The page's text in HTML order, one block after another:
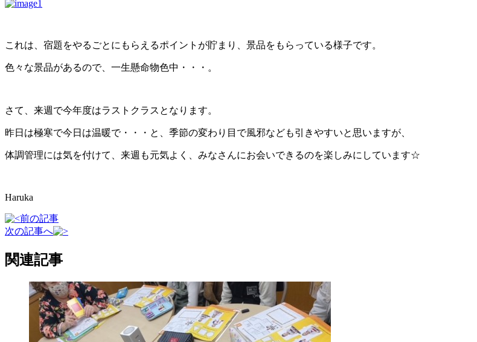
これは、宿題をやるごとにもらえるポイントが貯まり、景品をもらっている様子です。
色々な景品があるので、一生懸命物色中・・・。
さて、来週で今年度はラストクラスとなります。
昨日は極寒で今日は温暖で・・・と、季節の変わり目で風邪なども引きやすいと思いますが、
体調管理には気を付けて、来週も元気よく、みなさんにお会いできるのを楽しみにしています☆
Haruka
前の記事
次の記事へ
関連記事